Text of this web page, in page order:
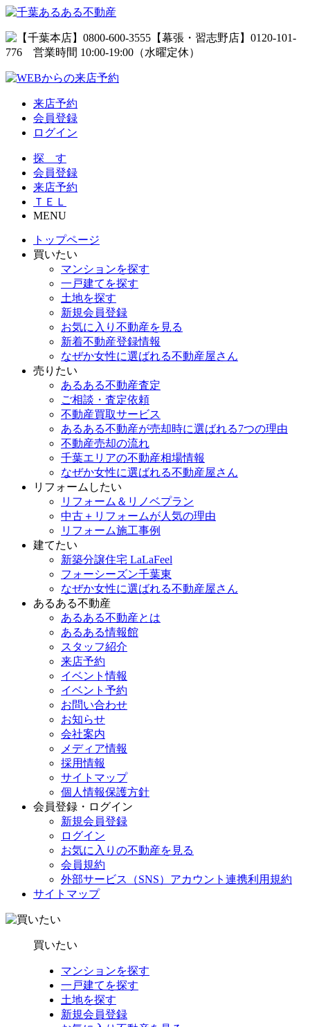
来店予約
会員登録
ログイン
探 す
会員登録
来店予約
ＴＥＬ
MENU
トップページ
買いたい
マンションを探す
一戸建てを探す
土地を探す
新規会員登録
お気に入り不動産を見る
新着不動産登録情報
なぜか女性に選ばれる不動産屋さん
売りたい
あるある不動産査定
ご相談・査定依頼
不動産買取サービス
あるある不動産が売却時に選ばれる7つの理由
不動産売却の流れ
千葉エリアの不動産相場情報
なぜか女性に選ばれる不動産屋さん
リフォームしたい
リフォーム＆リノベプラン
中古＋リフォームが人気の理由
リフォーム施工事例
建てたい
新築分譲住宅 LaLaFeel
フォーシーズン千葉東
なぜか女性に選ばれる不動産屋さん
あるある不動産
あるある不動産とは
あるある情報館
スタッフ紹介
来店予約
イベント情報
イベント予約
お問い合わせ
お知らせ
会社案内
メディア情報
採用情報
サイトマップ
個人情報保護方針
会員登録・ログイン
新規会員登録
ログイン
お気に入りの不動産を見る
会員規約
外部サービス（SNS）アカウント連携利用規約
サイトマップ
買いたい
マンションを探す
一戸建てを探す
土地を探す
新規会員登録